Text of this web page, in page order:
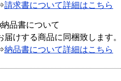
請求書について詳細はこちら
品書について
届けする商品に同梱致します。
納品書について詳細はこちら